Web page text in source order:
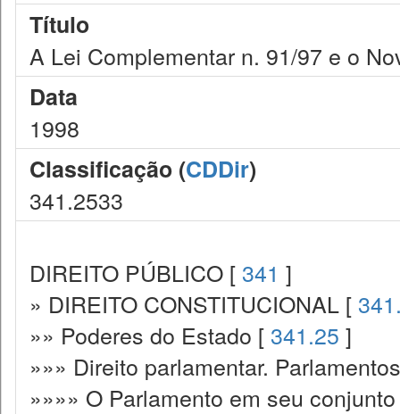
Título
A Lei Complementar n. 91/97 e o
Data
1998
Classificação (CDDir)
341.2533
DIREITO PÚBLICO [ 341 ]
» DIREITO CONSTITUCIONAL [
»» Poderes do Estado [ 341.25 ]
»»» Direito parlamentar.
»»»» O Parlamento em seu